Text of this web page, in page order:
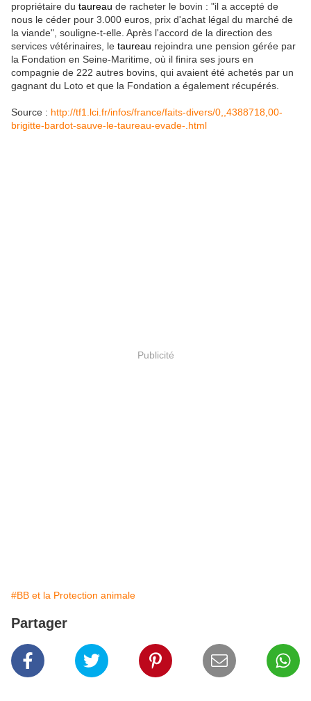
propriétaire du taureau de racheter le bovin : "il a accepté de
nous le céder pour 3.000 euros, prix d'achat légal du marché de
la viande", souligne-t-elle. Après l'accord de la direction des
services vétérinaires, le taureau rejoindra une pension gérée par
la Fondation en Seine-Maritime, où il finira ses jours en
compagnie de 222 autres bovins, qui avaient été achetés par un
gagnant du Loto et que la Fondation a également récupérés.
Source : http://tf1.lci.fr/infos/france/faits-divers/0,,4388718,00-
brigitte-bardot-sauve-le-taureau-evade-.html
Publicité
#BB et la Protection animale
Partager